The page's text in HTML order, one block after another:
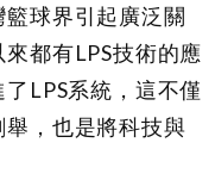
球界引起廣泛關
都有LPS技術的應
LPS系統，這不僅
，也是將科技與